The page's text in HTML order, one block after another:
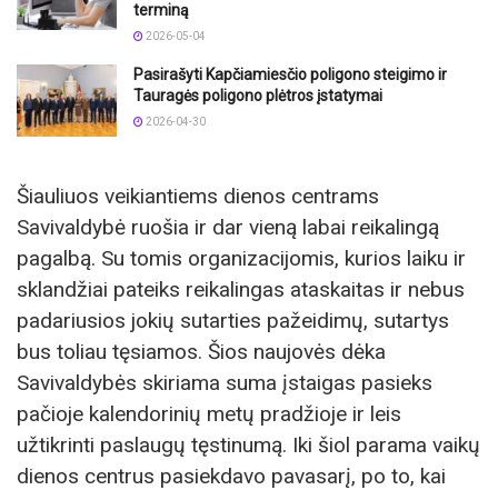
terminą
2026-05-04
Pasirašyti Kapčiamiesčio poligono steigimo ir
Tauragės poligono plėtros įstatymai
2026-04-30
Šiauliuos veikiantiems dienos centrams
Savivaldybė ruošia ir dar vieną labai reikalingą
pagalbą. Su tomis organizacijomis, kurios laiku ir
sklandžiai pateiks reikalingas ataskaitas ir nebus
padariusios jokių sutarties pažeidimų, sutartys
bus toliau tęsiamos. Šios naujovės dėka
Savivaldybės skiriama suma įstaigas pasieks
pačioje kalendorinių metų pradžioje ir leis
užtikrinti paslaugų tęstinumą. Iki šiol parama vaikų
dienos centrus pasiekdavo pavasarį, po to, kai